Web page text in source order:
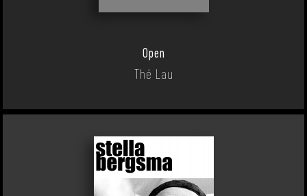
Open
Thé Lau